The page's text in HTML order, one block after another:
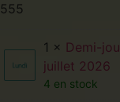
555
1 × Demi-
juillet 2026
4 en stock